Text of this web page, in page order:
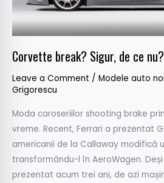
Corvette break? Sigur, de ce nu?
Leave a Comment / Modele auto noi
Grigorescu
Moda caroseriilor shooting brake
vreme. Recent, Ferrari a prezentat
americanii de la Callaway modifică
transformându-l în AeroWagen.
prezentat acum trei ani, de azi
nu?